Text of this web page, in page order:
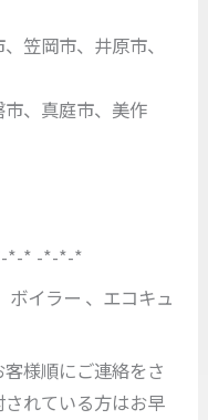
笠岡市、井原市、
、真庭市、美作
*-* -*-*-*
ボイラー 、エコキュ
様順にご連絡をさ
れている方はお早